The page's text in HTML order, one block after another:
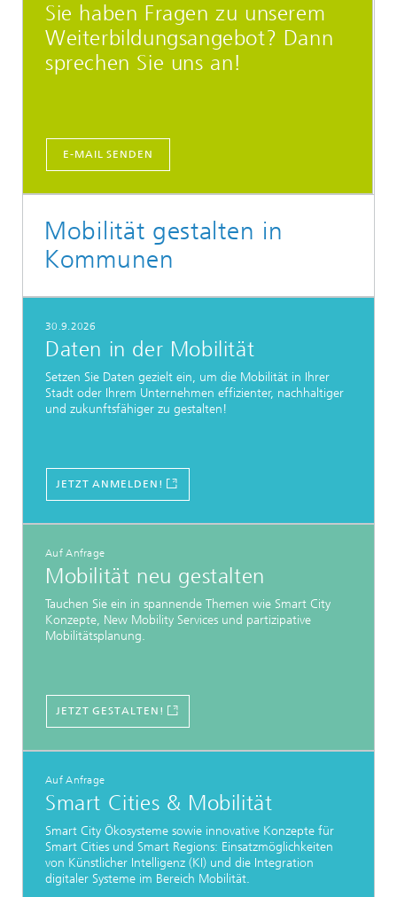
Sie haben Fragen zu unserem
Weiterbildungsangebot? Dann
sprechen Sie uns an!
E-MAIL SENDEN
Mobilität gestalten in
Kommunen
30.9.2026
Daten in der Mobilität
Setzen Sie Daten gezielt ein, um die Mobilität in Ihrer
Stadt oder Ihrem Unternehmen effizienter, nachhaltiger
und zukunftsfähiger zu gestalten!
JETZT ANMELDEN!
Auf Anfrage
Mobilität neu gestalten
Tauchen Sie ein in spannende Themen wie Smart City
Konzepte, New Mobility Services und partizipative
Mobilitätsplanung.
JETZT GESTALTEN!
Auf Anfrage
Smart Cities & Mobilität
Smart City Ökosysteme sowie innovative Konzepte für
Smart Cities und Smart Regions: Einsatzmöglichkeiten
von Künstlicher Intelligenz (KI) und die Integration
digitaler Systeme im Bereich Mobilität.